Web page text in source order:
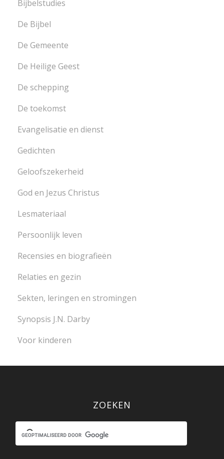
Bijbelstudies
De Bijbel
De Gemeente
De Heilige Geest
De schepping
De toekomst
Evangelisatie en dienst
Gedichten
Geloofszekerheid
God en Jezus Christus
Lesmateriaal
Persoonlijk leven
Recensies en biografieën
Relaties en gezin
Sekten, leringen en stromingen
Synopsis J.N. Darby
Voor kinderen
ZOEKEN